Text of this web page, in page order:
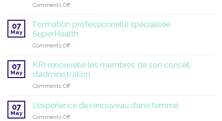
2026
Comments Offon
sur
la
thérapie
par
yoga
et
07
May
Formation professionnelle spécialisée
SuperHealth
Comments Offon
professionnelle
spécialisée
SuperHealth
07
May
KRI renouvelle les membres de son conseil
d’administration
Comments Offon
renouvelle
les
07
May
L’expérience de renouveau d’une femme
Comments Offon